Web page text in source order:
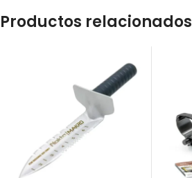
Productos relacionados